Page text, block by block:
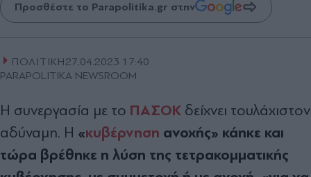
Προσθέστε το Parapolitika.gr στην
ΠΟΛΙΤΙΚΗ27.04.2023 17:40
PARAPOLITIKA NEWSROOM
Η συνεργασία με το ΠΑΣΟΚ δείχνει τουλάχιστον
αδύναμη. Η «κυβέρνηση ανοχής» κάηκε και
τώρα βρέθηκε η λύση της τετρακομματικής